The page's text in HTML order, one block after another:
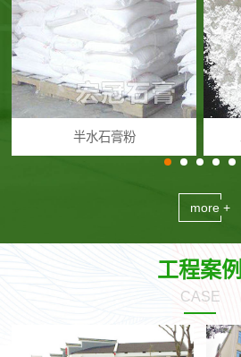
半水石膏粉
more +
工程案例
CASE